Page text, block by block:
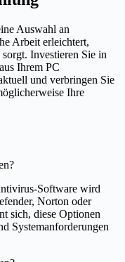
Auswahl an
Arbeit erleichtert,
Investieren Sie in
Ihrem PC
und verbringen Sie
Ihre
Software wird
Norton oder
sich, diese Optionen
Systemanforderungen